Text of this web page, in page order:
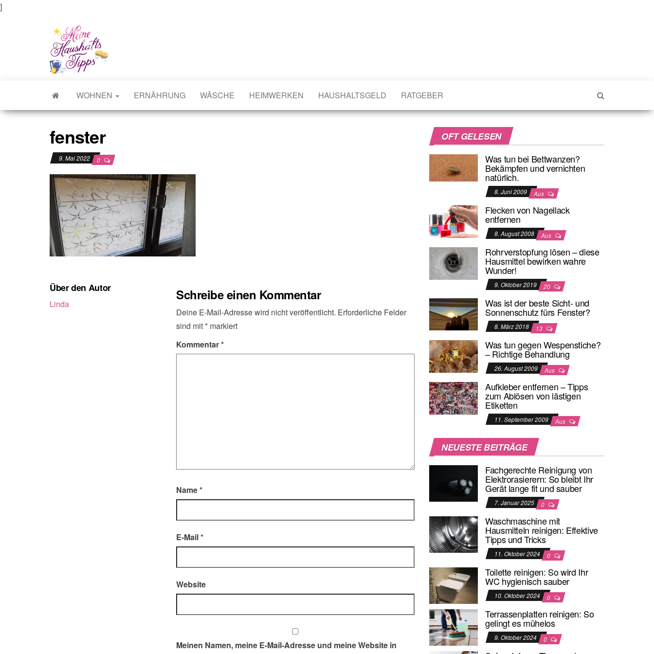
]
Meine Haushaltstipps
Das bisschen Haushalt . . .
WOHNEN ERNÄHRUNG WÄSCHE HEIMWERKEN HAUSHALTSGELD RATGEBER
fenster
9. Mai 2022 0
Über den Autor
Linda
Schreibe einen Kommentar
Deine E-Mail-Adresse wird nicht veröffentlicht. Erforderliche Felder
sind mit *markiert
Kommentar*
Name*
E-Mail*
Website
Meinen Namen, meine E-Mail-Adresse und meine Website in
OFT GELESEN
Was tun bei Bettwanzen?
Bekämpfen und vernichten
natürlich.
8. Juni 2009 Aus
Flecken von Nagellack
entfernen
8. August 2008 Aus
Rohrverstopfung lösen – diese
Hausmittel bewirken wahre
Wunder!
9. Oktober 2019 20
Was ist der beste Sicht- und
Sonnenschutz fürs Fenster?
8. März 2018 13
Was tun gegen Wespenstiche?
– Richtige Behandlung
26. August 2009 Aus
Aufkleber entfernen – Tipps
zum Ablösen von lästigen
Etiketten
11. September 2009 Aus
NEUESTE BEITRÄGE
Fachgerechte Reinigung von
Elektrorasierern: So bleibt Ihr
Gerät lange fit und sauber
7. Januar 2025 0
Waschmaschine mit
Hausmitteln reinigen: Effektive
Tipps und Tricks
11. Oktober 2024 0
Toilette reinigen: So wird Ihr
WC hygienisch sauber
10. Oktober 2024 0
Terrassenplatten reinigen: So
gelingt es mühelos
9. Oktober 2024 0